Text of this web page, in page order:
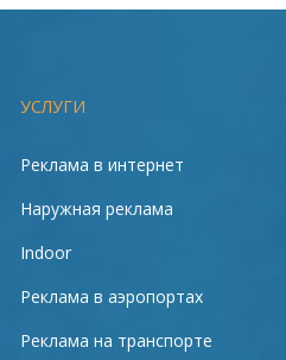
УСЛУГИ
Реклама в интернет
Наружная реклама
Indoor
Реклама в аэропортах
Реклама на транспорте